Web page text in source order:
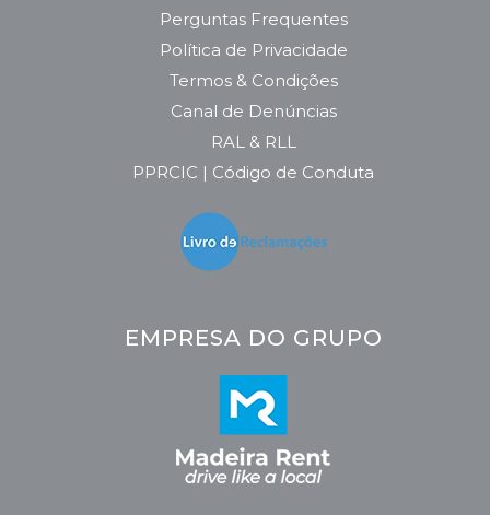
Perguntas Frequentes
Política de Privacidade
Termos & Condições
Canal de Denúncias
RAL & RLL
PPRCIC | Código de Conduta
EMPRESA DO GRUPO